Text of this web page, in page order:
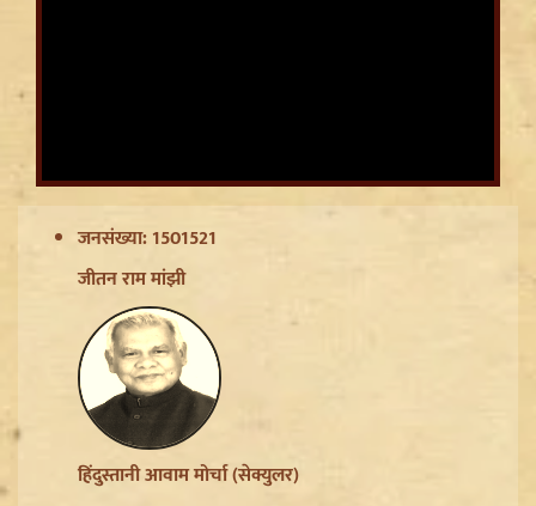
Ladakh Formation Day: शांति और विकास की नई ऊंचाइयों
पर लद्दाख, LG ने PM Modi और Amit Shah का जताया
जनसंख्या: 1501521
जीतन राम मांझी
हिंदुस्तानी आवाम मोर्चा (सेक्युलर)